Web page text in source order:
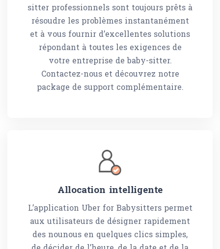
sitter professionnels sont toujours prêts à
résoudre les problèmes instantanément
et à vous fournir d’excellentes solutions
répondant à toutes les exigences de
votre entreprise de baby-sitter.
Contactez-nous et découvrez notre
package de support complémentaire.
Allocation intelligente
L’application Uber for Babysitters permet
aux utilisateurs de désigner rapidement
des nounous en quelques clics simples,